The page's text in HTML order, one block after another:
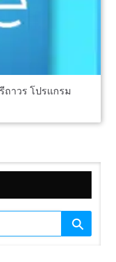
ถาวร โปรแกรม